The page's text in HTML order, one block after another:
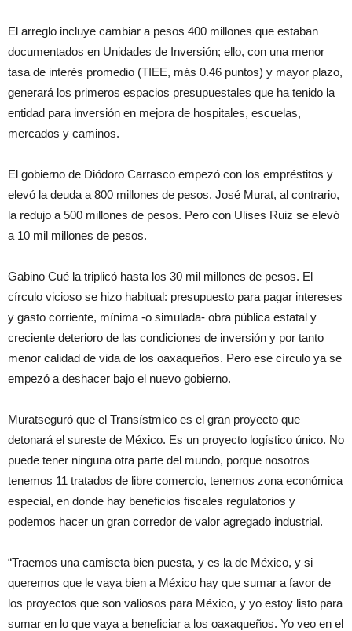
El arreglo incluye cambiar a pesos 400 millones que estaban
documentados en Unidades de Inversión; ello, con una menor
tasa de interés promedio (TIEE, más 0.46 puntos) y mayor plazo,
generará los primeros espacios presupuestales que ha tenido la
entidad para inversión en mejora de hospitales, escuelas,
mercados y caminos.
El gobierno de Diódoro Carrasco empezó con los empréstitos y
elevó la deuda a 800 millones de pesos. José Murat, al contrario,
la redujo a 500 millones de pesos. Pero con Ulises Ruiz se elevó
a 10 mil millones de pesos.
Gabino Cué la triplicó hasta los 30 mil millones de pesos. El
círculo vicioso se hizo habitual: presupuesto para pagar intereses
y gasto corriente, mínima -o simulada- obra pública estatal y
creciente deterioro de las condiciones de inversión y por tanto
menor calidad de vida de los oaxaqueños. Pero ese círculo ya se
empezó a deshacer bajo el nuevo gobierno.
Muratseguró que el Transístmico es el gran proyecto que
detonará el sureste de México. Es un proyecto logístico único. No
puede tener ninguna otra parte del mundo, porque nosotros
tenemos 11 tratados de libre comercio, tenemos zona económica
especial, en donde hay beneficios fiscales regulatorios y
podemos hacer un gran corredor de valor agregado industrial.
“Traemos una camiseta bien puesta, y es la de México, y si
queremos que le vaya bien a México hay que sumar a favor de
los proyectos que son valiosos para México, y yo estoy listo para
sumar en lo que vaya a beneficiar a los oaxaqueños. Yo veo en el